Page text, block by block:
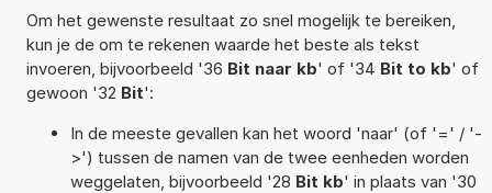
Om het gewenste resultaat zo snel mogelijk te bereiken,
kun je de om te rekenen waarde het beste als tekst
invoeren, bijvoorbeeld '36 Bit naar kb' of '34 Bit to kb' of
gewoon '32 Bit':
In de meeste gevallen kan het woord 'naar' (of '=' / '-
>') tussen de namen van de twee eenheden worden
weggelaten, bijvoorbeeld '28 Bit kb' in plaats van '30